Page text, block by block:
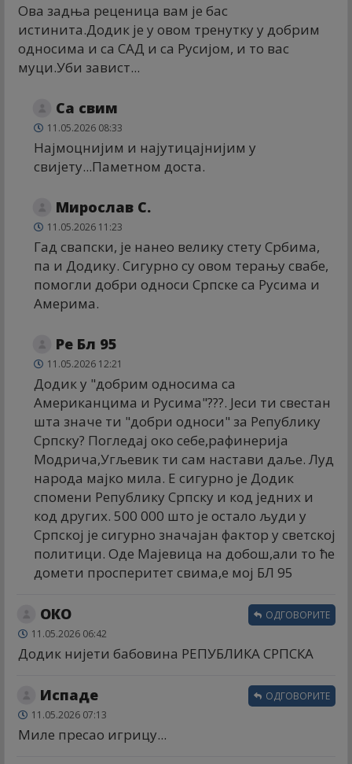
Ова задња реценица вам је бас
истинита.Додик је у овом тренутку у добрим
односима и са САД и са Русијом, и то вас
муци.Уби завист...
Са свим
11.05.2026 08:33
Најмоцнијим и најутицајнијим у
свијету...Паметном доста.
Мирослав С.
11.05.2026 11:23
Гад свапски, је нанео велику стету Србима,
па и Додику. Сигурно су овом терању свабе,
помогли добри односи Српске са Русима и
Америма.
Ре Бл 95
11.05.2026 12:21
Додик у "добрим односима са
Американцима и Русима"???. Јеси ти свестан
шта значе ти "добри односи" за Републику
Српску? Погледај око себе,рафинерија
Модрича,Угљевик ти сам настави даље. Луд
народа мајко мила. Е сигурно је Додик
спомени Републику Српску и код једних и
код других. 500 000 што је остало људи у
Српској је сигурно значајан фактор у светској
политици. Оде Мајевица на добош,али то ће
домети просперитет свима,е мој БЛ 95
ОКО
11.05.2026 06:42
Додик нијети бабовина РЕПУБЛИКА СРПСКА
ОДГОВОРИТЕ
Испаде
11.05.2026 07:13
Миле пресао игрицу...
ОДГОВОРИТЕ